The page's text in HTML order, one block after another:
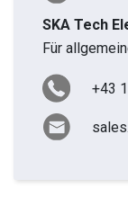
SKA Tech
Für
+43